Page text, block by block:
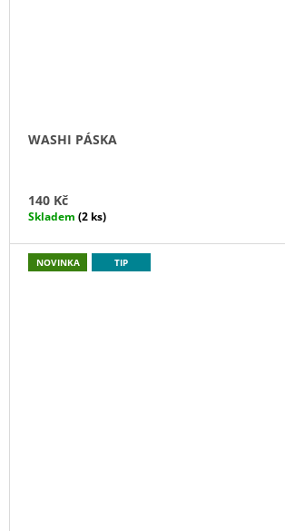
WASHI PÁSKA
140 Kč
Skladem (2 ks)
NOVINKA TIP